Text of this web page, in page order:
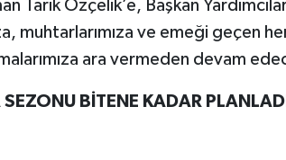
Tarık Özçelik’e, Başkan
muhtarlarımıza ve emeği geçen
ara vermeden devam
SEZONU BİTENE KADAR